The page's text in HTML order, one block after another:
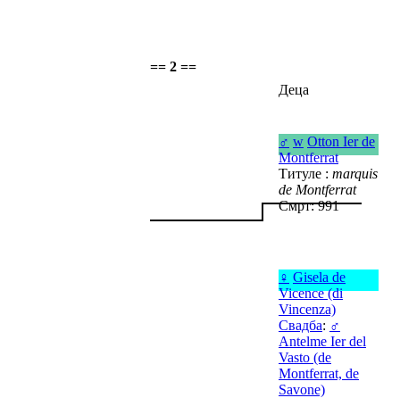
== 2 ==
Деца
♂ w Otton Ier de
Montferrat
Титуле : marquis
de Montferrat
Смрт: 991
♀ Gisela de
Vicence (di
Vincenza)
Свадба: ♂
Antelme Ier del
Vasto (de
Montferrat, de
Savone)